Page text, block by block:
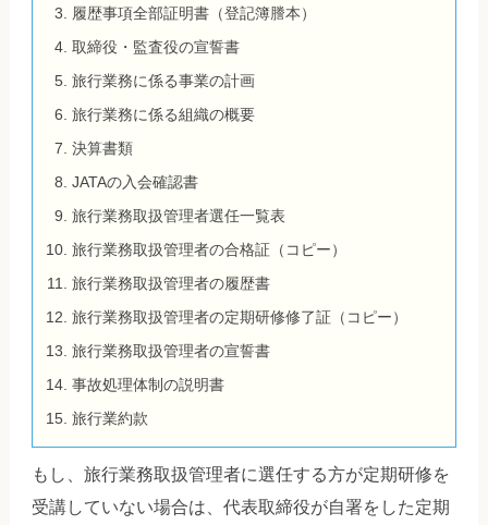
履歴事項全部証明書（登記簿謄本）
取締役・監査役の宣誓書
旅行業務に係る事業の計画
旅行業務に係る組織の概要
決算書類
JATAの入会確認書
旅行業務取扱管理者選任一覧表
旅行業務取扱管理者の合格証（コピー）
旅行業務取扱管理者の履歴書
旅行業務取扱管理者の定期研修修了証（コピー）
旅行業務取扱管理者の宣誓書
事故処理体制の説明書
旅行業約款
もし、旅行業務取扱管理者に選任する方が定期研修を
受講していない場合は、代表取締役が自署をした定期